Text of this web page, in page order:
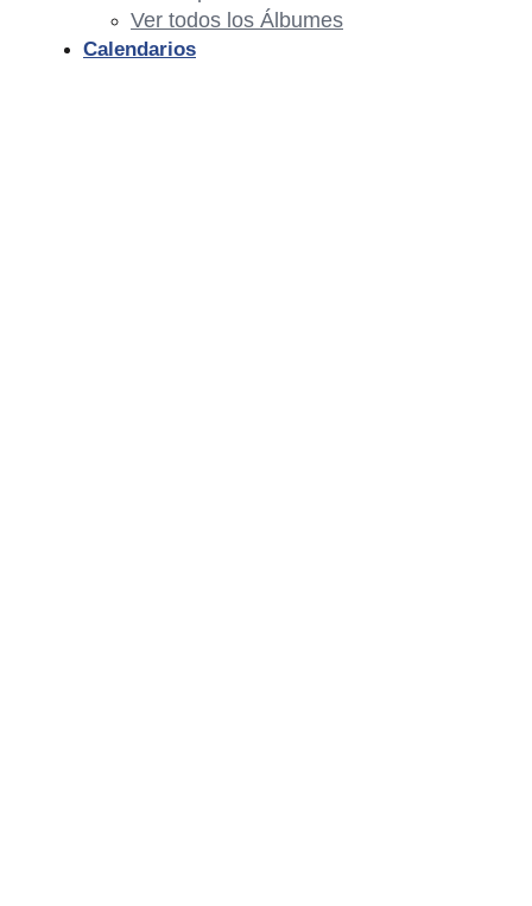
Ver todos los Álbumes
Calendarios